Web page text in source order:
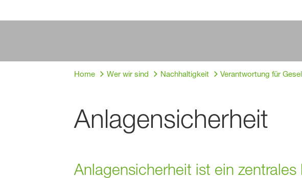
Home Wer wir sind Nachhaltigkeit Verantwortung für
Anlagensicherheit
Anlagensicherheit ist ein